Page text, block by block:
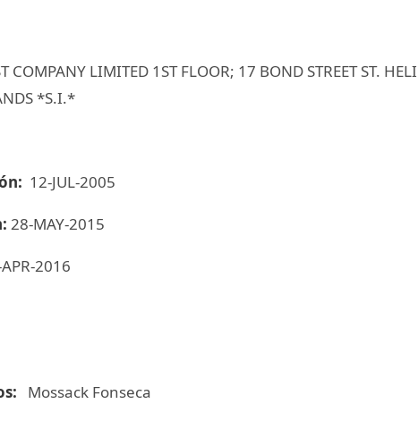
COMPANY LIMITED 1ST FLOOR; 17 BOND STREET ST.
*S.I.*
12-JUL-2005
28-MAY-2015
2016
Mossack Fonseca